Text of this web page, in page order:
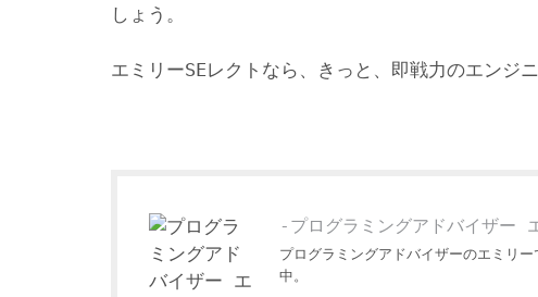
しょう。
エミリーSEレクトなら、きっと、即戦力のエンジ
-プログラミングアドバイザー
プログラミングアドバイザーのエミリ
中。